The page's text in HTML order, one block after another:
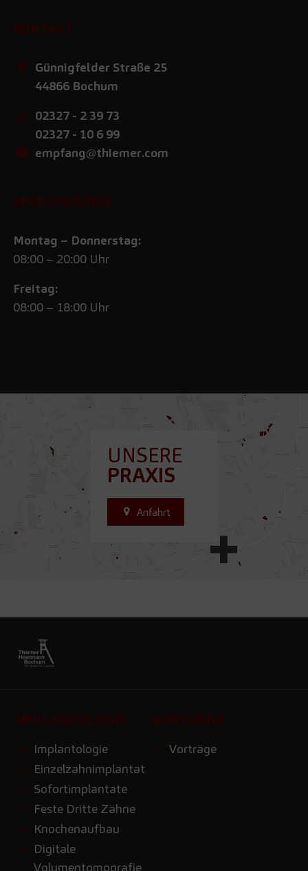
UNSERE
PRAXIS
Anfahrt
KONTAKT
Günnigfelder Straße 25
44866 Bochum
02327 - 2 39 73
02327 - 10 6 99
empfang@thiemer.com
SPRECHSTUNDE
Montag – Donnerstag:
08:00 – 20:00 Uhr
Freitag:
08:00 – 18:00 Uhr
IMPLANTOLOGIE
Implantologie
Einzelzahnimplantat
Sofortimplantate
Feste Dritte Zähne
Knochenaufbau
Digitale
Volumentomografie
VORTRÄGE
Vorträge